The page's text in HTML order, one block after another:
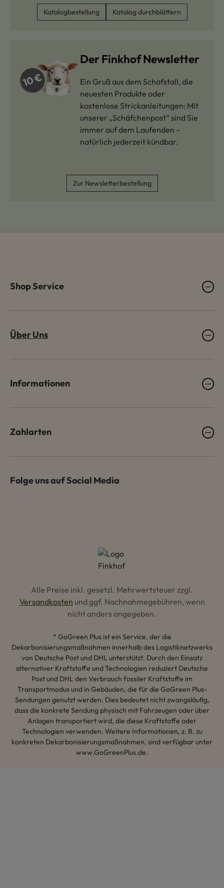
Katalogbestellung Katalog durchblättern
Der Finkhof Newsletter
Ein Gruß aus dem Schafstall, die
neuesten Produkte oder
kostenlose Strickanleitungen: Mit
unserer „Schäfchenpost“ sind Sie
immer auf dem Laufenden –
natürlich jederzeit kündbar.
Zur Newsletterbestellung
Shop Service
Über Uns
Informationen
Zahlarten
Folge uns auf Social Media
Alle Preise inkl. gesetzl. Mehrwertsteuer zzgl.
Versandkosten und ggf. Nachnahmegebühren, wenn
nicht anders angegeben.
* GoGreen Plus ist ein Service, der die
Dekarbonisierungsmaßnahmen innerhalb des Logistiknetzwerks
von Deutsche Post und DHL unterstützt. Durch den Einsatz
alternativer Kraftstoffe und Technologien reduziert Deutsche
Post und DHL den Verbrauch fossiler Kraftstoffe im
Transportmodus und in Gebäuden, die für die GoGreen Plus-
Sendungen genutzt werden. Dies bedeutet nicht zwangsläufig,
dass die konkrete Sendung physisch mit Fahrzeugen oder über
Anlagen transportiert wird, die diese Kraftstoffe oder
Technologien verwenden. Weitere Informationen, z. B. zu
konkreten Dekarbonisierungsmaßnahmen, sind verfügbar unter
www.GoGreenPlus.de.